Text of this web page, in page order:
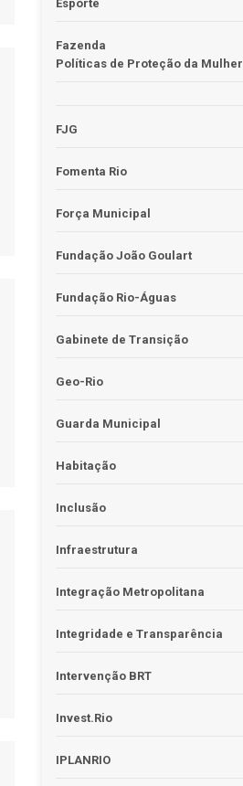
Esporte
Fazenda
Políticas de Proteção da Mulher
FJG
Fomenta Rio
Força Municipal
Fundação João Goulart
Fundação Rio-Águas
Gabinete de Transição
Geo-Rio
Guarda Municipal
Habitação
Inclusão
Infraestrutura
Integração Metropolitana
Integridade e Transparência
Intervenção BRT
Invest.Rio
IPLANRIO